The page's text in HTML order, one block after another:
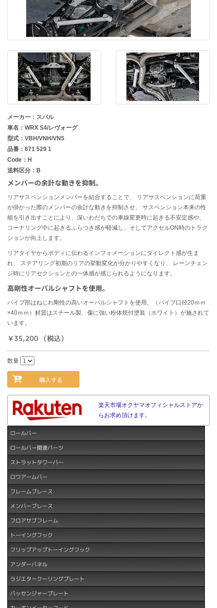
メーカー：スバル
車名：WRX S4/レヴォーグ
型式：VBH/VNH/VN5
品番：671 529 1
Code：H
送料区分：B
メンバーの余計な動きを抑制。
リアサスペンションメンバーを結合することで、 リアサスペンションに荷重
が掛かった際のメンバーの余計な動きを抑制させ、 サスペンション本来の性
能を引き出すことにより、深いわだちでの車線変更時に起きる不安定感や、
コーナリング中に起きるふらつき感が軽減し、そしてアクセルON時のトラク
ションが向上します。
リアタイヤからボディに伝わるインフォメーションにダイレクト感が生ま
れ、 ステアリング初期のリアの挙動変化が分かりやすくなり、 レーンチェン
ジ時にリアセクションとの一体感が感じられるようになります。
高剛性オーバルシャフトを使用。
パイプ部はねじれ剛性の高いオーバルシャフトを使用。（パイプ口径20ｍｍ
×40ｍｍ）材質はスチール製、傷に強い粉体焼付塗装（ホワイト）が施されて
います。
￥35,200 （税込）
数量
購入する
楽天市場オクヤマオフィシャルストアか
らお求め頂けます。
ロールバー
ロールバー関連パーツ
ストラットタワーバー
ロワアームバー
フレームブレース
メンバーブレース
フロアサブフレーム
トーイングフック
フリップアップトーイングフック
アンダーパネル
ラジエタークーリングプレート
パッセンジャープレート